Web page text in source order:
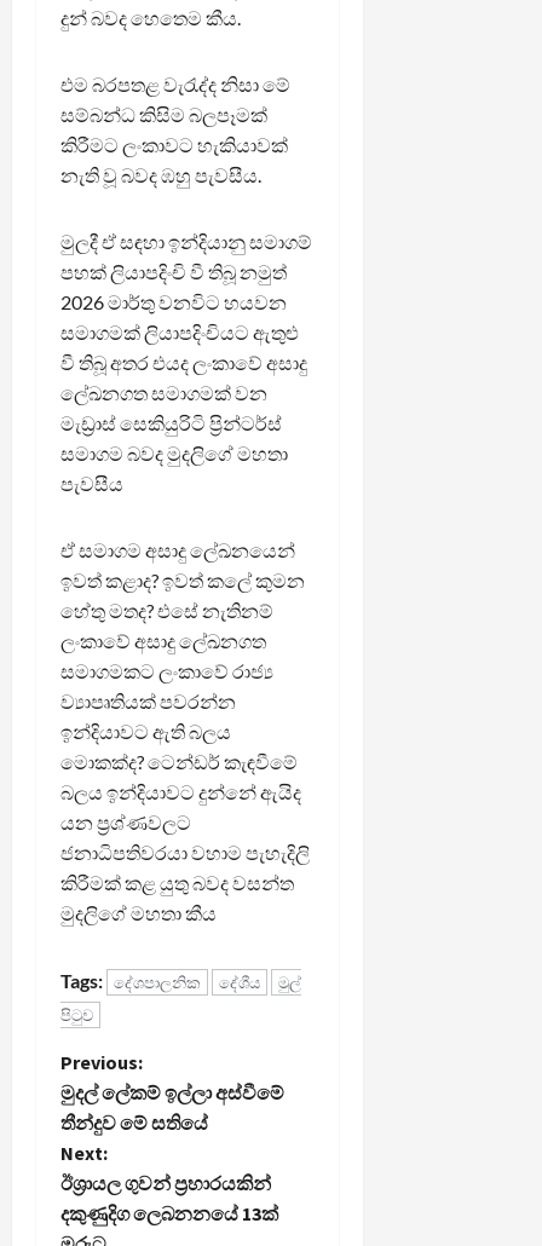
දුන් බවද හෙතෙම කීය.
එම බරපතළ වැරැද්ද නිසා මේ
සම්බන්ධ කිසිම බලපෑමක්
කිරීමට ලංකාවට හැකියාවක්
නැති වූ බවද ඹහු පැවසීය.
මුලදී ඒ සඳහා ඉන්දියානු සමාගම්
පහක් ලියාපදිංචි වී තිබූ නමුත්
2026 මාර්තු වනවිට හයවන
සමාගමක් ලියාපදිංචියට ඇතුළු
වී තිබූ අතර එයද ලංකාවේ අසාදු
ලේඛනගත සමාගමක් වන
මැඩ්‍රාස් සෙකියුරිටි ප්‍රින්‍ටර්ස්
සමාගම බවද මුදලිගේ මහතා
පැවසීය
ඒ සමාගම අසාදු ලේඛනයෙන්
ඉවත් කළාද? ඉවත් කලේ කුමන
හේතු මතද? එසේ නැතිනම්
ලංකාවේ අසාදු ලේඛනගත
සමාගමකට ලංකාවේ රාජ්‍ය
ව්‍යාපෘතියක් පවරන්න
ඉන්දියාවට ඇති බලය
මොකක්ද? ටෙන්ඩර් කැඳවීමේ
බලය ඉන්දියාවට දුන්නේ ඇයිද
යන ප්‍රශ්ණවලට
ජනාධිපතිවරයා වහාම පැහැදිලි
කිරීමක් කළ යුතු බවද වසන්ත
මුදලිගේ මහතා කීය
Tags: දේශපාලනික දේශීය
මුල්
පිටුව
P
o
s
t
Previous:
මුදල් ලේකම් ඉල්ලා අස්වීමේ
තීන්දුව මේ සතියේ
Next:
ඊශ්‍රායල ගුවන් ප්‍රහාරයකින්
දකුණුදිග ලෙබනනයේ 13ක්